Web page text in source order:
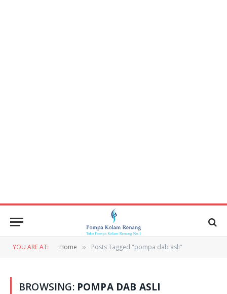
YOU ARE AT: Home » Posts Tagged "pompa dab asli"
BROWSING: POMPA DAB ASLI